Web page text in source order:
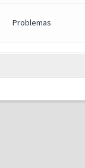
Problemas